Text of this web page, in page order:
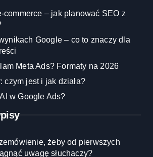
commerce – jak planować SEO z
Google – co to znaczy dla
Meta Ads? Formaty na 2026
czym jest i jak działa?
w Google Ads?
żeby od pierwszych
uwagę słuchaczy?